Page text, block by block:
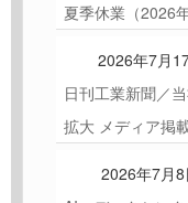
夏季休業（2026
2026年7月
日刊工業新聞／
拡大 メディア掲
2026年7月8